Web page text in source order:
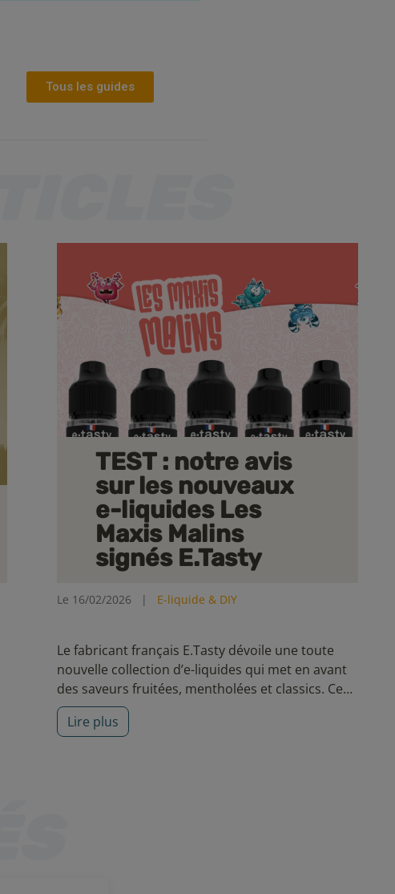
Tous les guides
TEST : notre avis
sur les nouveaux
e-liquides Les
Maxis Malins
signés E.Tasty
Le 16/02/2026 | E-liquide & DIY
Le fabricant français E.Tasty dévoile une toute
nouvelle collection d’e-liquides qui met en avant
des saveurs fruitées, mentholées et classics. Ces
recettes variées sauront répondre à un large
panel de vapoteurs.
Lire plus